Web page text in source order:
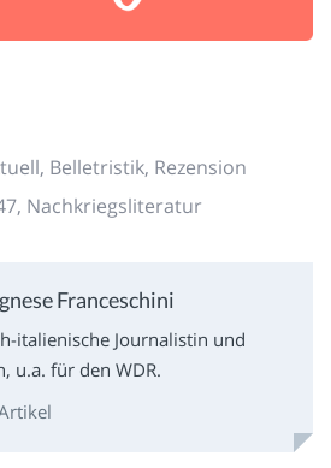
, Belletristik, Rezension
, Nachkriegsliteratur
Franceschini
italienische Journalistin und
u.a. für den WDR.